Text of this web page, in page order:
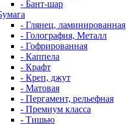
- Бант-шар
- Глянец, ламинированная
- Голография, Металл
- Гофрированная
- Каппела
- Крафт
- Креп, джут
- Матовая
- Пергамент, рельефная
- Премиум класса
- Тишью